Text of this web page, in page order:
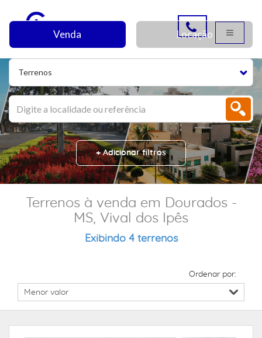
Terrenos
Venda Locação
+ Adicionar filtros
Terrenos à venda em Dourados -
MS, Vival dos Ipês
Exibindo 4 terrenos
Ordenar por: